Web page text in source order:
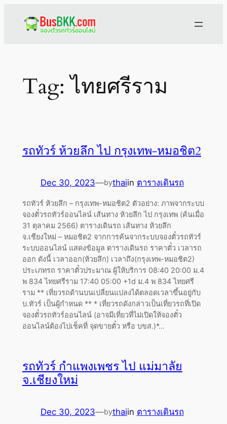
Tag:ไทยศรีราม
รถทัวร์ ห้วยลึก ไป กรุงเทพ-หมอชิต2
Dec 30, 2023—bythaiin ตารางเดินรถ
รถทัวร์ ห้วยลึก – กรุงเทพ-หมอชิต2 ตัวอย่าง: ภาพจากระบบ
จองตั๋วรถทัวร์ออนไลน์ เส้นทาง ห้วยลึก ไป กรุงเทพ (ค้นเมื่อ
31 ตุลาคม 2566) ตารางเดินรถ เส้นทาง ห้วยลึก
จ.เชียงใหม่ – หมอชิต2 จากการค้นจากระบบจองตั๋วรถทัวร์
ระบบออนไลน์ แสดงข้อมูล ตารางเดินรถ ราคาตั๋ว เวลารถ
ออก ดังนี้ เวลาออก(ห้วยลึก) เวลาถึง(กรุงเทพ-หมอชิต2)
ประเภทรถ ราคาตั๋วประมาณ ผู้ให้บริการ 08:40 20:00 ม.4
พ 834 ไทยศรีราม 17:40 05:00 +1d ม.4 พ 834 ไทยศรี
ราม ** เที่ยวรถด้านบนเปลี่ยนแปลงได้ตลอดเวลาขึ้นอยู่กับ
บ.ทัวร์ เป็นผู้กำหนด ** * เที่ยวรถดังกล่าวเป็นเที่ยวรถที่เปิด
จองตั๋วรถทัวร์ออนไลน์ (อาจมีเที่ยวที่ไม่เปิดให้จองตั๋ว
ออนไลน์ต้องไปเช็คที่ จุดขายตั๋ว หรือ บขส.)*…
รถทัวร์ กำแพงเพชร ไป แม่มาลัย
จ.เชียงใหม่
Dec 30, 2023—bythaiin ตารางเดินรถ